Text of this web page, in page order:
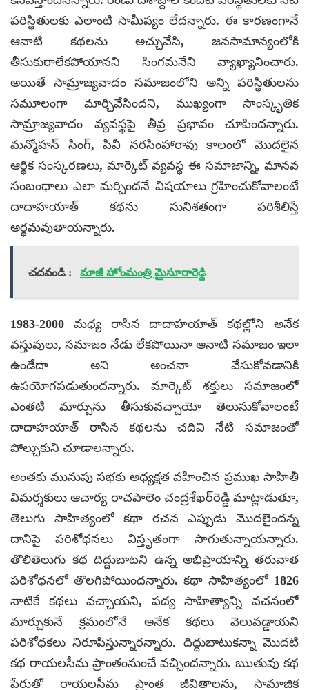
పరిస్థితుల‌కు ఎలాంటి సామీప్యం లేదన్నారు. ఈ కారణంగానే
ఆనాటి కథల‌ను అచ్చువేసి, జనసామాన్యంలోకి
తీసుకురాలేకపోయానని సింగమనేని వ్యాఖ్యానించారు.
అయితే సామ్రాజ్యవాదం సమాజంలోని అన్ని పరిస్థితుల‌ను
సమూలంగా మార్చివేసిందని, ముఖ్యంగా సాంస్కృతిక
సామ్రాజ్యవాదం వ్యవస్థపై తీవ్ర ప్రభావం చూపిందన్నారు.
మన్మోహన్‌ సింగ్‌, పివీ నరసింహారావు కాలంలో మొదలైన
ఆర్థిక సంస్కరణలు, మార్కెట్‌ వ్యవస్థ ఈ సమాజాన్ని, మానవ
సంబంధాలు ఎలా మర్చిందనే విషయాలు గ్రహించుకోవాలంటే
దాదాహయాత్‌ కథను సునిశతంగా పరిశీలిస్తే
అర్థమవుతాయన్నారు.
చదవండి : మాజీ హోంమంత్రి మైసూరారెడ్డి
1983-2000 మధ్య రాసిన దాదాహయాత్‌ కథల్లోని అనేక
వస్తువులు, సమాజం నేడు లేకపోయినా ఆనాటి సమాజం ఇలా
ఉండేదా అని అంచనా వేసుకోవడానికి
ఉపయోగపడుతుందన్నారు. మార్కెట్‌ శక్తులు సమాజంలో
ఎంతటి మార్పును తీసుకువచ్చాయో తెలుసుకోవాలంటే
దాదాహయాత్‌ రాసిన కథల‌ను చదివి నేటి సమాజంతో
పోల్చుకుని చూడాల‌న్నారు.
అంతకు మునుపు సభకు అధ్యక్షత వహించిన ప్రముఖ సాహితీ
విమర్శకులు ఆచార్య రాచపాలెం చంద్రశేఖర్‌రెడ్డి మాట్లాడుతూ,
తెలుగు సాహిత్యంలో కథా రచన ఎప్పుడు మొదలైందన్న
దానిపై పరిశోధనలు విస్తృతంగా సాగుతున్నాయన్నారు.
తొలితెలుగు కథ దిద్దుబాటని ఉన్న అభిప్రాయాన్ని తరువాత
పరిశోధనలో తొల‌గిపోయిందన్నారు. కథా సాహిత్యంలో 1826
నాటికే కథలు వచ్చాయని, పద్య సాహిత్యాన్ని వచనంలో
మార్చుకునే క్రమంలోనే అనేక కథలు వెలువ‌డ్డాయని
పరిశోధకలు నిరూపిస్తున్నారన్నారు. దిద్దుబాటుకన్నా మొదటి
కథ రాయల‌సీమ ప్రాంతంనుంచే వచ్చిందన్నారు. ఋతువు కథ
పేరుతో రాయల‌సీమ ప్రాంత జీవితాల‌ను, సామాజిక